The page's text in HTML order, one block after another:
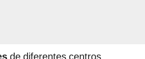
de diferentes centros